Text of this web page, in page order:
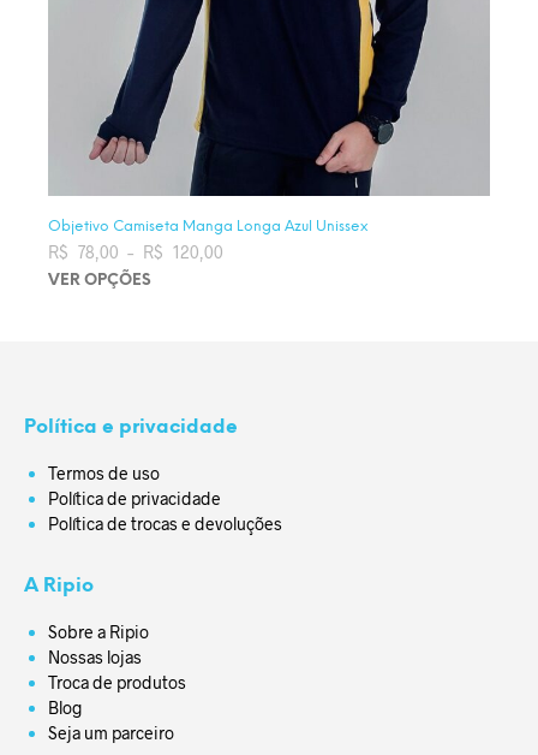
Objetivo Camiseta Manga Longa Azul Unissex
R$ 78,00 – R$ 120,00Faixa de preço: R$ 78,00 através
R$ 120,00
VER OPÇÕES
Política e privacidade
Termos de uso
Política de privacidade
Política de trocas e devoluções
A Ripio
Sobre a Ripio
Nossas lojas
Troca de produtos
Blog
Seja um parceiro